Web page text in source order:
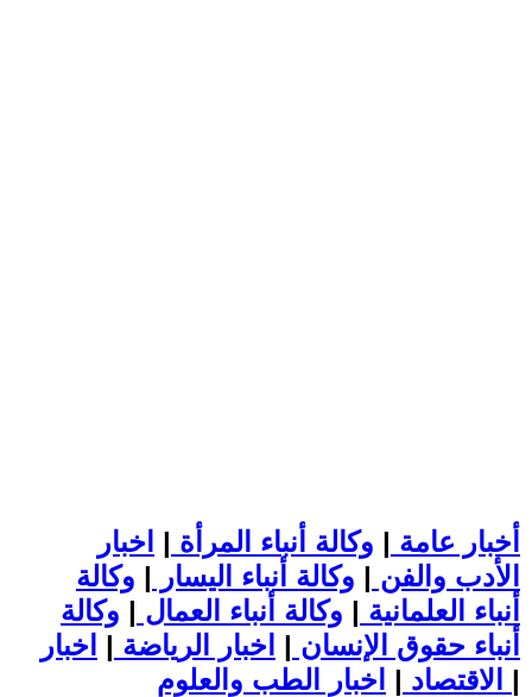
أخبار عامة | وكالة أنباء المرأة | اخبار
الأدب والفن | وكالة أنباء اليسار | وكالة
أنباء العلمانية | وكالة أنباء العمال | وكالة
أنباء حقوق الإنسان | اخبار الرياضة | اخبار
الاقتصاد | |